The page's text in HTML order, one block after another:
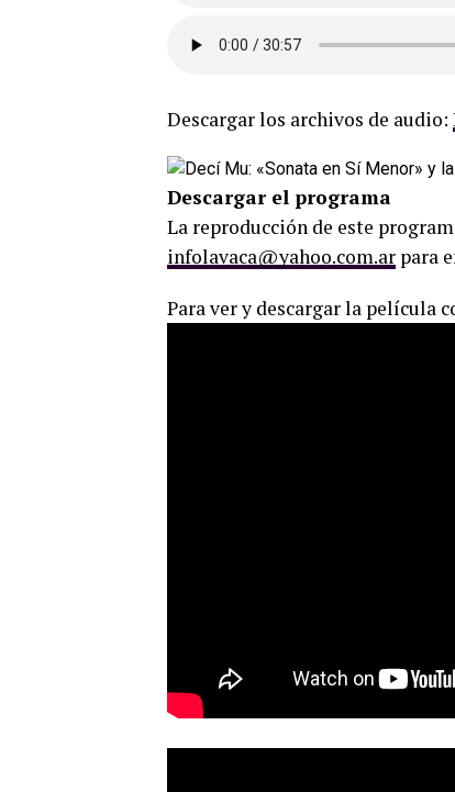
Descargar los archivos de audio:
Descargar el programa
La reproducción de este
infolavaca@yahoo.com.ar para
Para ver y descargar la película